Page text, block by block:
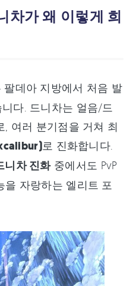
차가 왜 이렇게 희
팔데아 지방에서 처음 발
다. 드니차는 얼음/드
, 여러 분기점을 거쳐 최
로 진화합니다.
니차 진화중에서도 PvP
을 자랑하는 엘리트 포